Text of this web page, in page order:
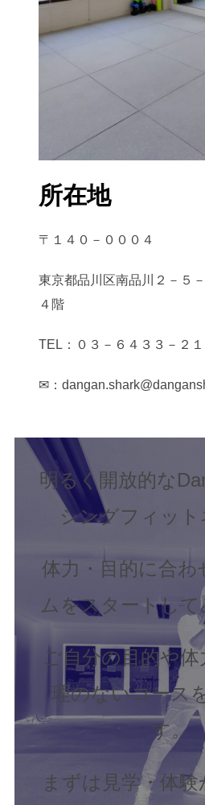
所在地
〒１４０－０００４
東京都品川区南品川２－５
４階
TEL：０３－６４３３－２１
✉：
明るく開放的な
シングフィッ
体力・目的に合わ
ムをスタートし
ご自分の目的や
理のないコース
す。
まずは見学・体験